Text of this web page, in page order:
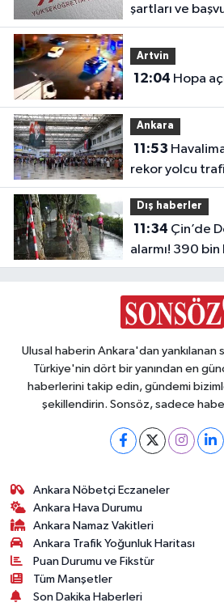
şartları ve
Artvin
12:04 Hopa
Ankara
11:53
rekor yolcu
Dış haberler
11:34
alarmı! 390
Ulusal haberin Ankara'dan yankılanan
Türkiye'nin dört bir yanından en
haberlerini takip edin, gündemi
şekillendirin. Sonsöz, sadece
Ankara Nöbetçi Eczaneler
Ankara Hava Durumu
Ankara Namaz Vakitleri
Ankara Trafik Yoğunluk Haritası
Puan Durumu ve Fikstür
Tüm Manşetler
Son Dakika Haberleri